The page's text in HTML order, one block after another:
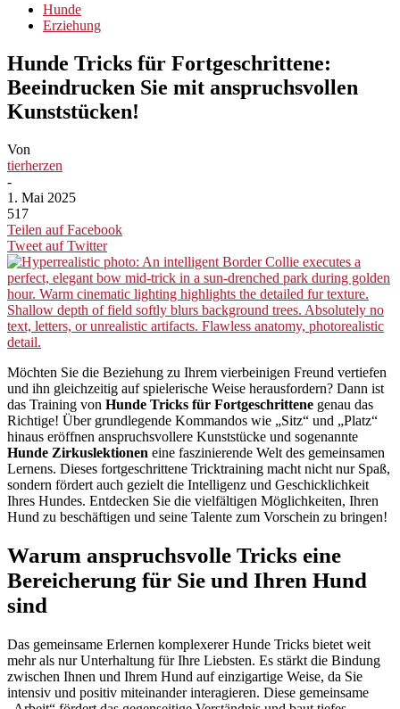
Hunde
Erziehung
Hunde Tricks für Fortgeschrittene:
Beeindrucken Sie mit anspruchsvollen
Kunststücken!
Von
tierherzen
-
1. Mai 2025
517
Teilen auf Facebook
Tweet auf Twitter
Möchten Sie die Beziehung zu Ihrem vierbeinigen Freund vertiefen
und ihn gleichzeitig auf spielerische Weise herausfordern? Dann ist
das Training von Hunde Tricks für Fortgeschrittene genau das
Richtige! Über grundlegende Kommandos wie „Sitz“ und „Platz“
hinaus eröffnen anspruchsvollere Kunststücke und sogenannte
Hunde Zirkuslektionen eine faszinierende Welt des gemeinsamen
Lernens. Dieses fortgeschrittene Tricktraining macht nicht nur Spaß,
sondern fördert auch gezielt die Intelligenz und Geschicklichkeit
Ihres Hundes. Entdecken Sie die vielfältigen Möglichkeiten, Ihren
Hund zu beschäftigen und seine Talente zum Vorschein zu bringen!
Warum anspruchsvolle Tricks eine
Bereicherung für Sie und Ihren Hund
sind
Das gemeinsame Erlernen komplexerer Hunde Tricks bietet weit
mehr als nur Unterhaltung für Ihre Liebsten. Es stärkt die Bindung
zwischen Ihnen und Ihrem Hund auf einzigartige Weise, da Sie
intensiv und positiv miteinander interagieren. Diese gemeinsame